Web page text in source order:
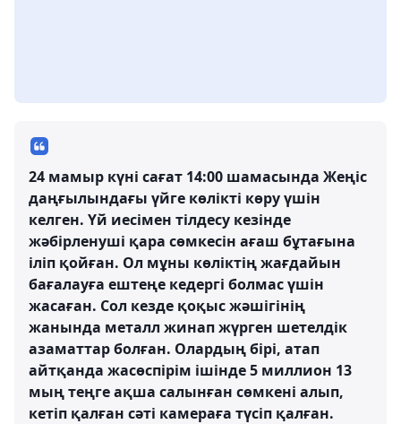
24 мамыр күні сағат 14:00 шамасында Жеңіс
даңғылындағы үйге көлікті көру үшін
келген. Үй иесімен тілдесу кезінде
жәбірленуші қара сөмкесін ағаш бұтағына
іліп қойған. Ол мұны көліктің жағдайын
бағалауға ештеңе кедергі болмас үшін
жасаған. Сол кезде қоқыс жәшігінің
жанында металл жинап жүрген шетелдік
азаматтар болған. Олардың бірі, атап
айтқанда жасөспірім ішінде 5 миллион 13
мың теңге ақша салынған сөмкені алып,
кетіп қалған сәті камераға түсіп қалған.